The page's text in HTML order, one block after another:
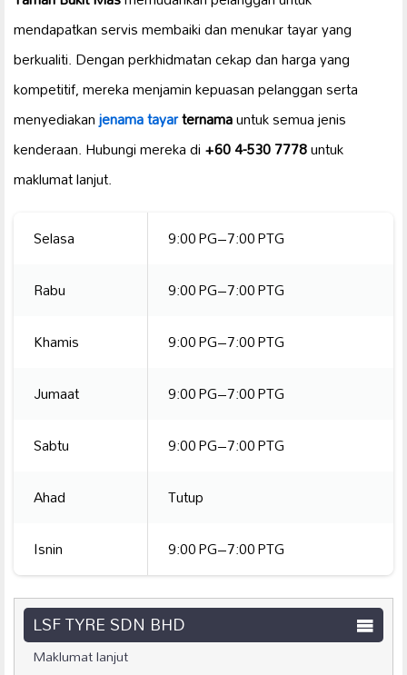
mendapatkan servis membaiki dan menukar tayar yang
berkualiti. Dengan perkhidmatan cekap dan harga yang
kompetitif, mereka menjamin kepuasan pelanggan serta
menyediakanjenama tayarternamauntuk semua jenis
kenderaan. Hubungi mereka di+60 4-530 7778untuk
maklumat lanjut.
Selasa
9:00 PG–7:00 PTG
Rabu
9:00 PG–7:00 PTG
Khamis
9:00 PG–7:00 PTG
Jumaat
9:00 PG–7:00 PTG
Sabtu
9:00 PG–7:00 PTG
Ahad
Tutup
Isnin
9:00 PG–7:00 PTG
LSF TYRE SDN BHD
Maklumat lanjut